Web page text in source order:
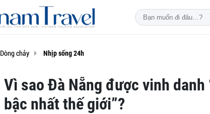
Dòng chảy Nhịp sống 24h
Vì sao Đà Nẵng được vinh
bậc nhất thế giới”?